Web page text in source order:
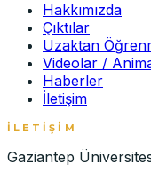
Hakkımızda
Çıktılar
Uzaktan
Videolar /
Haberler
İletişim
İLETIŞIM
Gaziantep